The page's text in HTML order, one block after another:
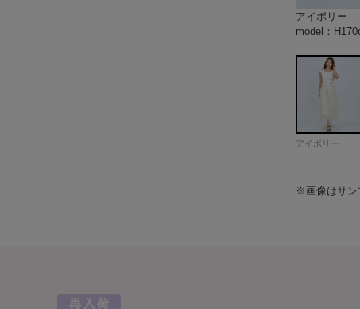
アイボリー
model：
チャコールグ
model：
model：
model：
model：
model：
model：
model：
model：
model：
color：アイボ
color：アイボ
color：アイボ
color：アイボ
color：アイボ
color：アイボ
model：
model：
model：
model：
model：
color：チャコ
model：
model：
アイボリー
※画像はサン